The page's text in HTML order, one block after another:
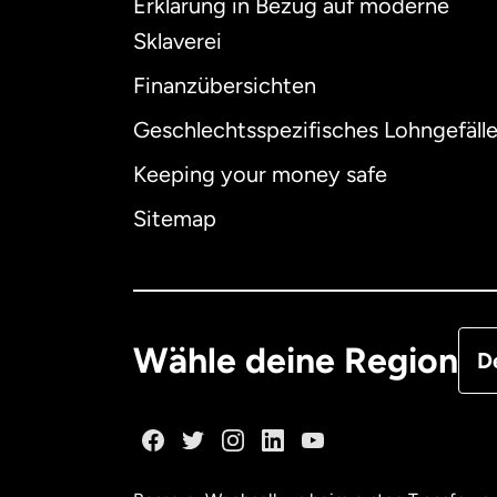
Erklärung in Bezug auf moderne
Sklaverei
Finanzübersichten
Geschlechtsspezifisches Lohngefälle
Keeping your money safe
Sitemap
Wähle deine Region